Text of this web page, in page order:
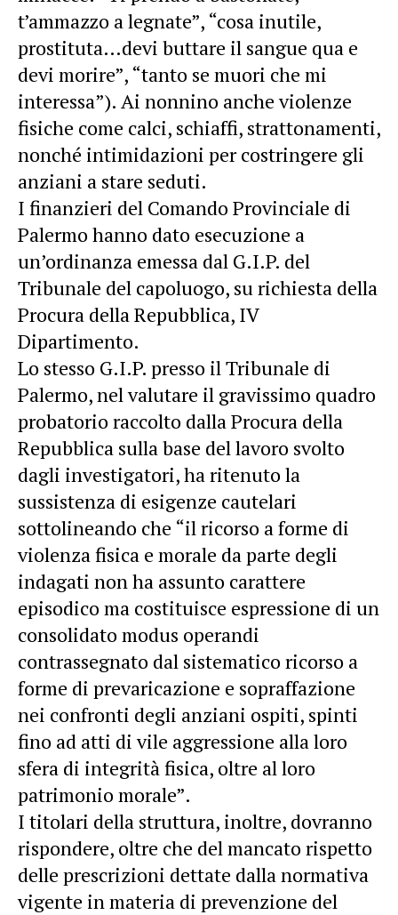
t’ammazzo a legnate”, “cosa inutile,
prostituta…devi buttare il sangue qua e
devi morire”, “tanto se muori che mi
interessa”). Ai nonnino anche violenze
fisiche come calci, schiaffi, strattonamenti,
nonché intimidazioni per costringere gli
anziani a stare seduti.
I finanzieri del Comando Provinciale di
Palermo hanno dato esecuzione a
un’ordinanza emessa dal G.I.P. del
Tribunale del capoluogo, su richiesta della
Procura della Repubblica, IV
Dipartimento.
Lo stesso G.I.P. presso il Tribunale di
Palermo, nel valutare il gravissimo quadro
probatorio raccolto dalla Procura della
Repubblica sulla base del lavoro svolto
dagli investigatori, ha ritenuto la
sussistenza di esigenze cautelari
sottolineando che “il ricorso a forme di
violenza fisica e morale da parte degli
indagati non ha assunto carattere
episodico ma costituisce espressione di un
consolidato modus operandi
contrassegnato dal sistematico ricorso a
forme di prevaricazione e sopraffazione
nei confronti degli anziani ospiti, spinti
fino ad atti di vile aggressione alla loro
sfera di integrità fisica, oltre al loro
patrimonio morale”.
I titolari della struttura, inoltre, dovranno
rispondere, oltre che del mancato rispetto
delle prescrizioni dettate dalla normativa
vigente in materia di prevenzione del